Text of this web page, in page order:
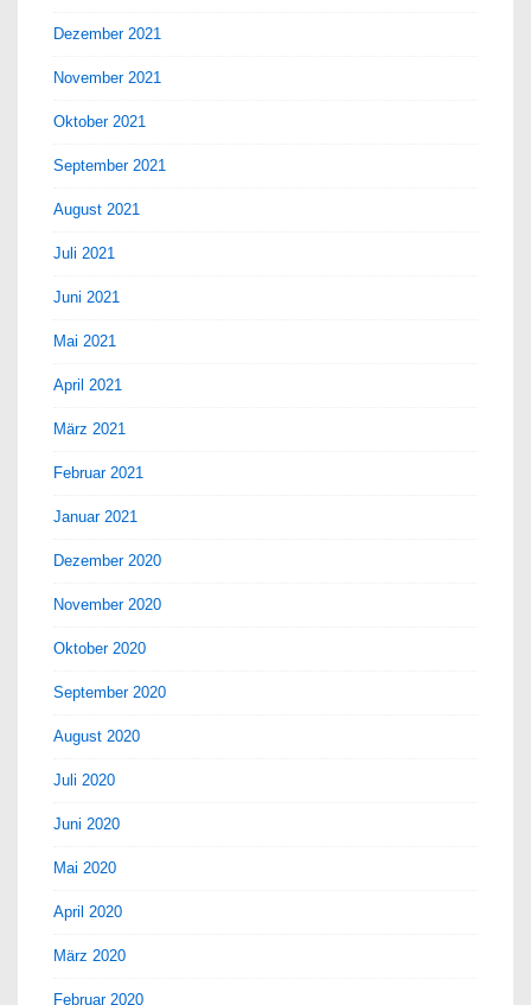
Dezember 2021
November 2021
Oktober 2021
September 2021
August 2021
Juli 2021
Juni 2021
Mai 2021
April 2021
März 2021
Februar 2021
Januar 2021
Dezember 2020
November 2020
Oktober 2020
September 2020
August 2020
Juli 2020
Juni 2020
Mai 2020
April 2020
März 2020
Februar 2020